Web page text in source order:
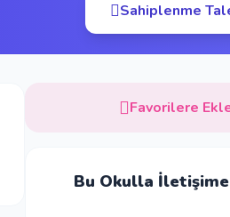
Sahiplenme
Favorilere
Bu Okulla